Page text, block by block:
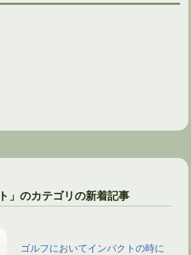
」のカテゴリの新着記事
ゴルフにおいてインパクトの時に